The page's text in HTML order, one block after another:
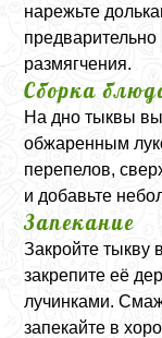
нарежьте
размягчения.
Сборка
На дно тыквы
обжаренным
перепелов,
и добавьте
Запекание
Закройте тыкву
закрепите её
лучинками.
запекайте в